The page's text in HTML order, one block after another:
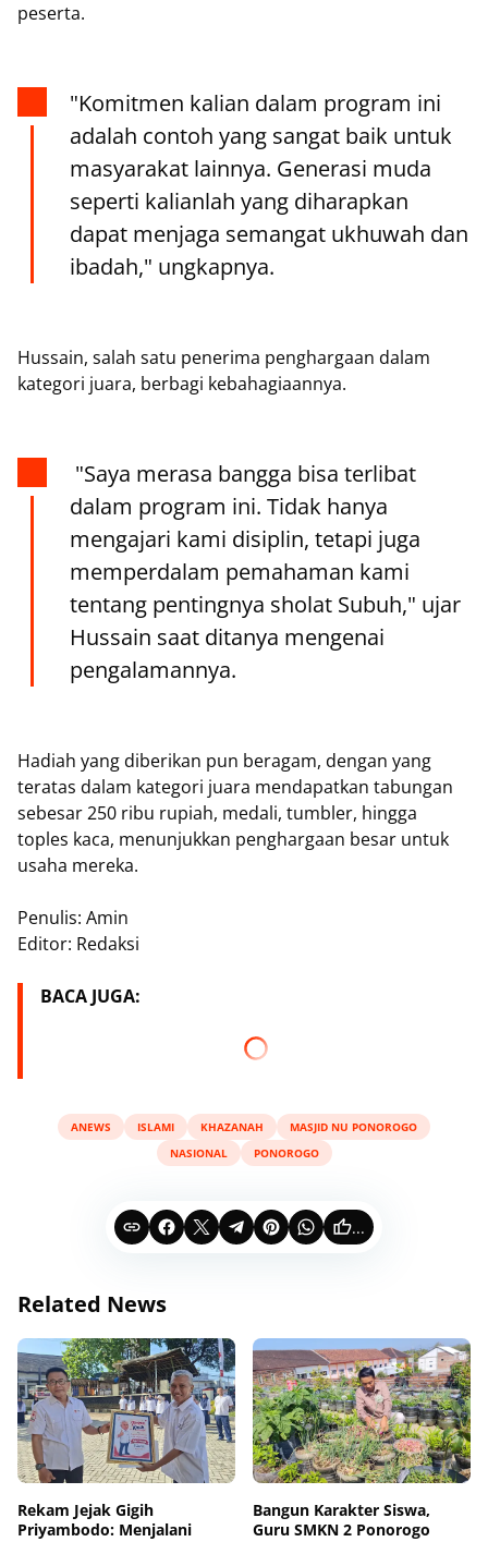
peserta.
"Komitmen kalian dalam program ini
adalah contoh yang sangat baik untuk
masyarakat lainnya. Generasi muda
seperti kalianlah yang diharapkan
dapat menjaga semangat ukhuwah dan
ibadah," ungkapnya.
Hussain, salah satu penerima penghargaan dalam
kategori juara, berbagi kebahagiaannya.
"Saya merasa bangga bisa terlibat
dalam program ini. Tidak hanya
mengajari kami disiplin, tetapi juga
memperdalam pemahaman kami
tentang pentingnya sholat Subuh," ujar
Hussain saat ditanya mengenai
pengalamannya.
Hadiah yang diberikan pun beragam, dengan yang
teratas dalam kategori juara mendapatkan tabungan
sebesar 250 ribu rupiah, medali, tumbler, hingga
toples kaca, menunjukkan penghargaan besar untuk
usaha mereka.
Penulis: Amin
Editor: Redaksi
BACA JUGA:
ANEWS ISLAMI KHAZANAH
MASJID NU PONOROGO
NASIONAL
PONOROGO
...
Related News
Rekam Jejak Gigih
Priyambodo: Menjalani
Bangun Karakter Siswa,
Guru SMKN 2 Ponorogo